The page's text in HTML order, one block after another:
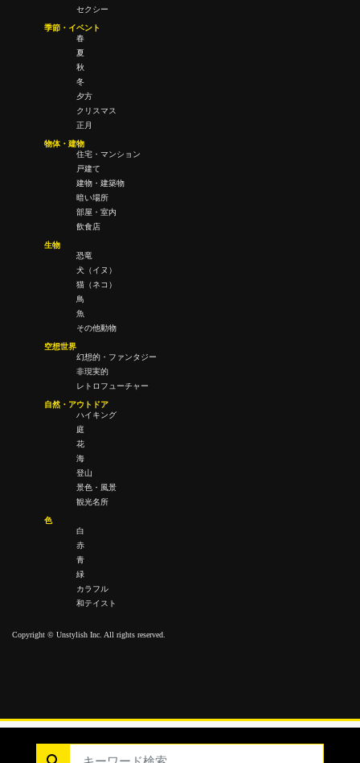
セクシー
季節・イベント
春
夏
秋
冬
夕方
クリスマス
正月
物体・建物
住宅・マンション
戸建て
建物・建築物
暗い場所
部屋・室内
飲食店
生物
恐竜
犬（イヌ）
猫（ネコ）
鳥
魚
その他動物
空想世界
幻想的・ファンタジー
非現実的
レトロフューチャー
自然・アウトドア
ハイキング
庭
花
海
登山
景色・風景
観光名所
色
白
赤
青
緑
カラフル
和テイスト
Copyright © Unstylish Inc. All rights reserved.